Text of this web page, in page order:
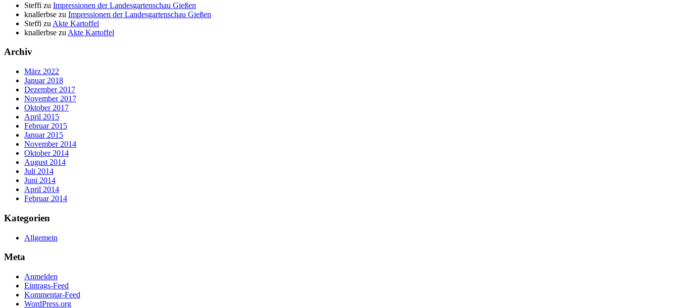
Steffi zu Impressionen der Landesgartenschau Gießen
knallerbse zu Impressionen der Landesgartenschau Gießen
Steffi zu Akte Kartoffel
knallerbse zu Akte Kartoffel
Archiv
März 2022
Januar 2018
Dezember 2017
November 2017
Oktober 2017
April 2015
Februar 2015
Januar 2015
November 2014
Oktober 2014
August 2014
Juli 2014
Juni 2014
April 2014
Februar 2014
Kategorien
Allgemein
Meta
Anmelden
Eintrags-Feed
Kommentar-Feed
WordPress.org